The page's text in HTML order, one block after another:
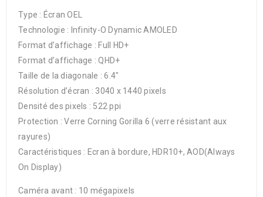
Type : Écran OEL
Technologie : Infinity-O Dynamic AMOLED
Format d’affichage : Full HD+
Format d’affichage : QHD+
Taille de la diagonale : 6.4″
Résolution d’écran : 3040 x 1440 pixels
Densité des pixels : 522 ppi
Protection : Verre Corning Gorilla 6 (verre résistant aux
rayures)
Caractéristiques : Ecran à bordure, HDR10+, AOD(Always
On Display)
Caméra avant : 10 mégapixels